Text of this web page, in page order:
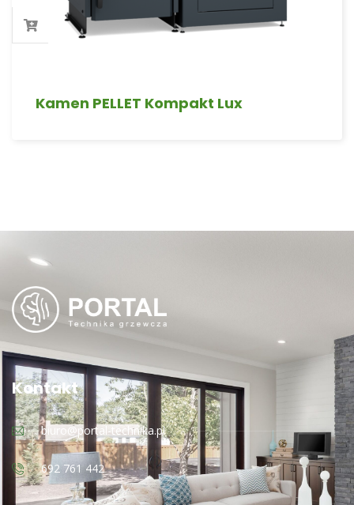
Kamen PELLET Kompakt Lux
Kontakt
biuro@portal-technika.pl
692 761 442